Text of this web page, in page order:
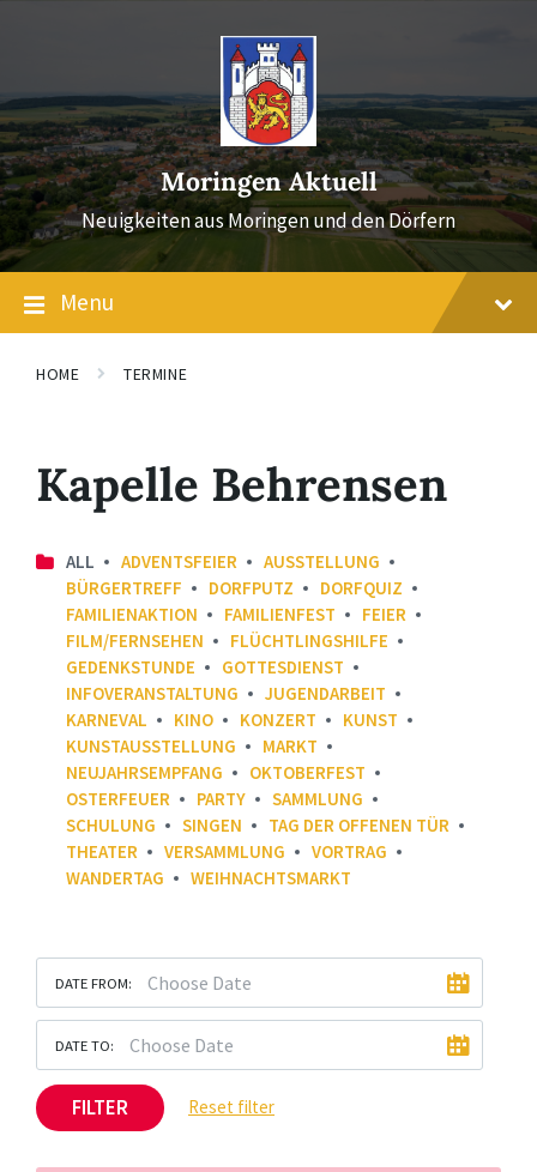
Moringen Aktuell
Neuigkeiten aus Moringen und den Dörfern
Menu
HOME TERMINE
Kapelle Behrensen
ALL ADVENTSFEIER
AUSSTELLUNG
BÜRGERTREFF
DORFPUTZ
DORFQUIZ
FAMILIENAKTION
FAMILIENFEST
FEIER
FILM/FERNSEHEN
FLÜCHTLINGSHILFE
GEDENKSTUNDE
GOTTESDIENST
INFOVERANSTALTUNG
JUGENDARBEIT
KARNEVAL
KINO KONZERT
KUNST
KUNSTAUSSTELLUNG
MARKT
NEUJAHRSEMPFANG
OKTOBERFEST
OSTERFEUER
PARTY
SAMMLUNG
SCHULUNG
SINGEN
TAG DER OFFENEN TÜR
THEATER
VERSAMMLUNG
VORTRAG
WANDERTAG
WEIHNACHTSMARKT
DATE FROM:
DATE TO:
FILTER Reset filter